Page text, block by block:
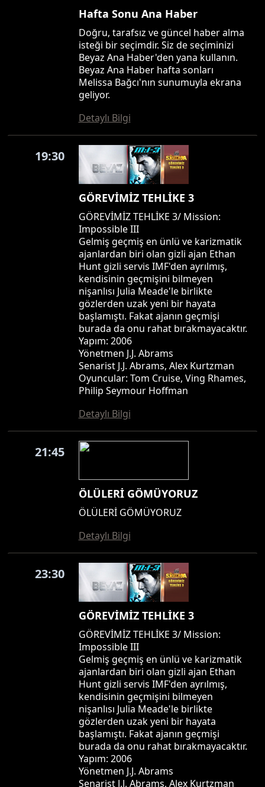
Hafta Sonu Ana Haber
Doğru, tarafsız ve güncel haber alma
isteği bir seçimdir. Siz de seçiminizi
Beyaz Ana Haber'den yana kullanın.
Beyaz Ana Haber hafta sonları
Melissa Bağcı'nın sunumuyla ekrana
geliyor.
Detaylı Bilgi
19:30
GÖREVİMİZ TEHLİKE 3
GÖREVİMİZ TEHLİKE 3/ Mission:
Impossible III
Gelmiş geçmiş en ünlü ve karizmatik
ajanlardan biri olan gizli ajan Ethan
Hunt gizli servis IMF'den ayrılmış,
kendisinin geçmişini bilmeyen
nişanlısı Julia Meade'le birlikte
gözlerden uzak yeni bir hayata
başlamıştı. Fakat ajanın geçmişi
burada da onu rahat bırakmayacaktır.
Yapım: 2006
Yönetmen J.J. Abrams
Senarist J.J. Abrams, Alex Kurtzman
Oyuncular: Tom Cruise, Ving Rhames,
Philip Seymour Hoffman
Detaylı Bilgi
21:45
ÖLÜLERİ GÖMÜYORUZ
ÖLÜLERİ GÖMÜYORUZ
Detaylı Bilgi
23:30
GÖREVİMİZ TEHLİKE 3
GÖREVİMİZ TEHLİKE 3/ Mission:
Impossible III
Gelmiş geçmiş en ünlü ve karizmatik
ajanlardan biri olan gizli ajan Ethan
Hunt gizli servis IMF'den ayrılmış,
kendisinin geçmişini bilmeyen
nişanlısı Julia Meade'le birlikte
gözlerden uzak yeni bir hayata
başlamıştı. Fakat ajanın geçmişi
burada da onu rahat bırakmayacaktır.
Yapım: 2006
Yönetmen J.J. Abrams
Senarist J.J. Abrams, Alex Kurtzman